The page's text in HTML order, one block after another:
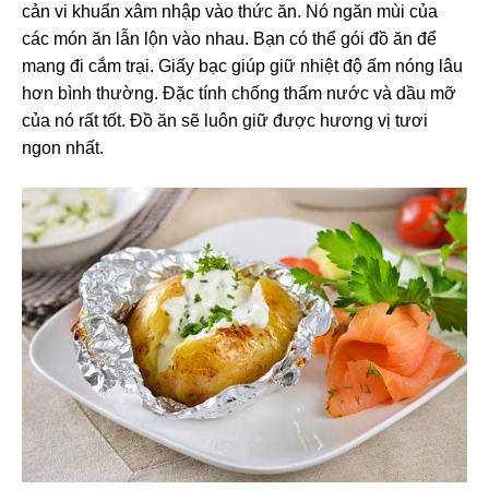
cản vi khuẩn xâm nhập vào thức ăn. Nó ngăn mùi của
các món ăn lẫn lộn vào nhau. Bạn có thể gói đồ ăn để
mang đi cắm trại. Giấy bạc giúp giữ nhiệt độ ấm nóng lâu
hơn bình thường. Đặc tính chống thấm nước và dầu mỡ
của nó rất tốt. Đồ ăn sẽ luôn giữ được hương vị tươi
ngon nhất.